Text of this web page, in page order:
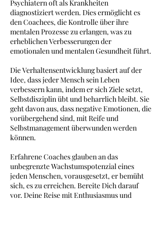
Psychiatern oft als Krankheiten
diagnostiziert werden. Dies ermöglicht es
den Coachees, die Kontrolle über ihre
mentalen Prozesse zu erlangen, was zu
erheblichen Verbesserungen der
emotionalen und mentalen Gesundheit führt.
Die Verhaltensentwicklung basiert auf der
Idee, dass jeder Mensch sein Leben
verbessern kann, indem er sich Ziele setzt,
Selbstdisziplin übt und beharrlich bleibt. Sie
geht davon aus, dass negative Emotionen, die
vorübergehend sind, mit Reife und
Selbstmanagement überwunden werden
können.
Erfahrene Coaches glauben an das
unbegrenzte Wachstumspotenzial eines
jeden Menschen, vorausgesetzt, er bemüht
sich, es zu erreichen. Bereite Dich darauf
vor, Deine Reise mit Enthusiasmus und